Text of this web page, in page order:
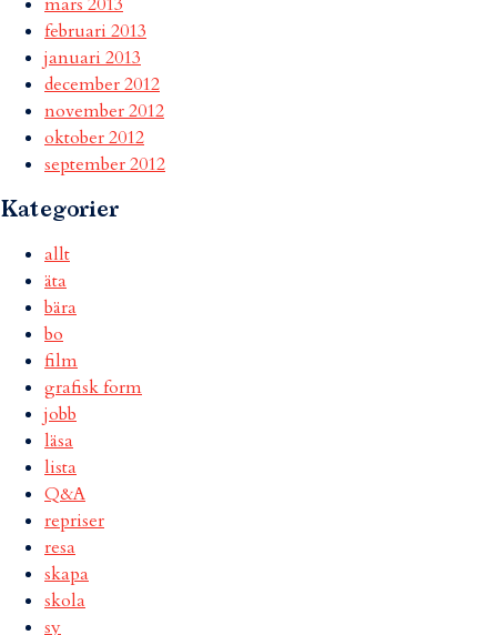
februari 2013
januari 2013
december 2012
november 2012
oktober 2012
september 2012
Kategorier
allt
äta
bära
bo
film
grafisk form
jobb
läsa
lista
Q&A
repriser
resa
skapa
skola
sy